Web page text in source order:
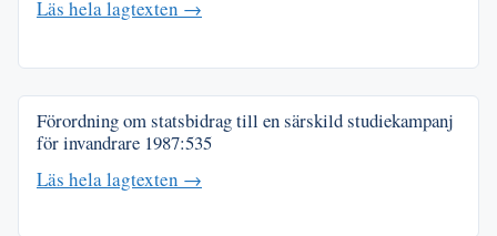
Läs hela lagtexten →
Förordning om statsbidrag till en särskild studiekampanj
för invandrare 1987:535
Läs hela lagtexten →